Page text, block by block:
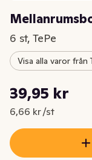
6 st, TePe
Visa alla varor från
Nuvarande pris är:
39,95 kr
6,66 kr /st
Styckpris: 6,66 kr /